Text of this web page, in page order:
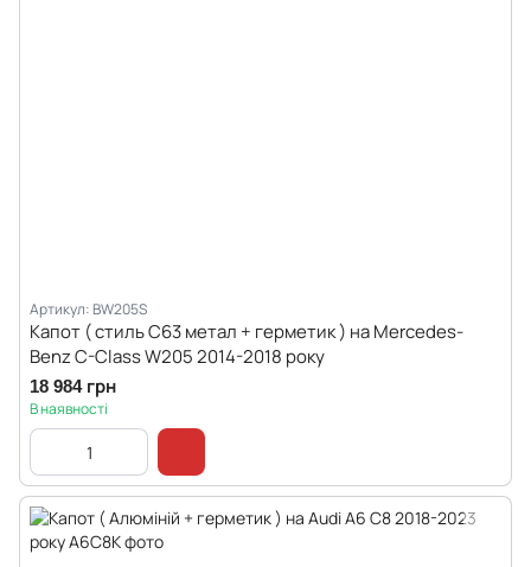
Артикул: BW205S
Капот ( стиль C63 метал + герметик ) на Mercedes-
Benz C-Class W205 2014-2018 року
18 984 грн
В наявності